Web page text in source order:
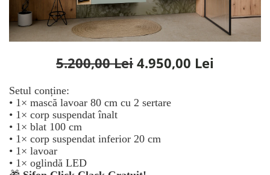
Oferte speciale
Sezlong living
5.200,00 Lei 4.950,00 Lei
Setul conține:
• 1× mască lavoar 80 cm cu 2 sertare
• 1× corp suspendat înalt
• 1× blat 100 cm
• 1× corp suspendat inferior 20 cm
• 1× lavoar
• 1× oglindă LED